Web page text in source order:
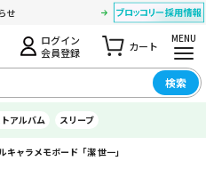
せ
ログイン
会員登録
カート
MENU
検索
アルバム スリーブ
ャラメモボード「潔 世一」